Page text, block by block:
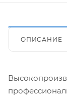
ОПИСАНИЕ